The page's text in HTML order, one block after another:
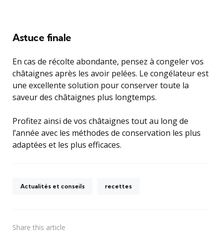
Astuce finale
En cas de récolte abondante, pensez à congeler vos
châtaignes après les avoir pelées. Le congélateur est
une excellente solution pour conserver toute la
saveur des châtaignes plus longtemps.
Profitez ainsi de vos châtaignes tout au long de
l’année avec les méthodes de conservation les plus
adaptées et les plus efficaces.
Actualités et conseils recettes
Share this article